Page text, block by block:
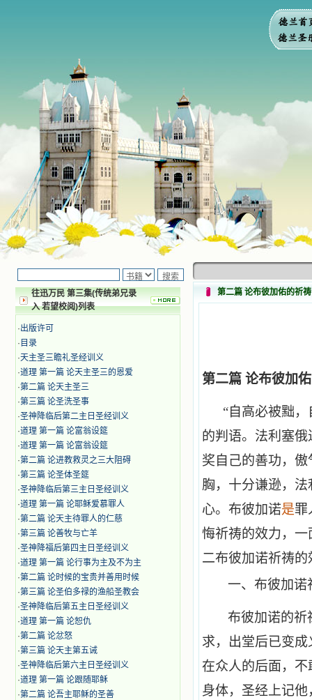
往迅万民 第三集(传统弟兄录
入 若望校阅)列表
·出版许可
· 目录
·天主圣三瞻礼圣经训义
·道理 第一篇 论天主圣三的恩爱
·第二篇 论天主圣三
·第三篇 论圣洗圣事
·圣神降临后第二主日圣经训义
·道理 第一篇 论富翁设筵
·道理 第一篇 论富翁设筵
·第二篇 论进教救灵之三大阻碍
·第三篇 论圣体圣筵
·圣神降临后第三主日圣经训义
·道理 第一篇 论耶稣爱慕罪人
·第二篇 论天主待罪人的仁慈
·第三篇 论善牧与亡羊
·圣神降福后第四主日圣经训义
·道理 第一篇 论行事为主及不为主
·第二篇 论时候的宝贵并善用时候
·第三篇 论圣伯多禄的渔船圣教会
·圣神降临后第五主日圣经训义
·道理 第一篇 论恕仇
·第二篇 论忿怒
·第三篇 论天主第五诫
·圣神降临后第六主日圣经训义
·道理 第一篇 论跟随耶稣
·第二篇 论吾主耶稣的圣善
第二篇 论布彼加佑的祈祷
第二篇 论布彼加
“自高必被黜，
的判语。法利塞
奖自己的善功，
胸，十分谦逊，
心。布彼加诺是罪
悔祈祷的效力，
二布彼加诺祈祷的
一、 布彼加诺
布彼加诺的祈
求，出堂后已变
在众人的后面，
身体，圣经上记